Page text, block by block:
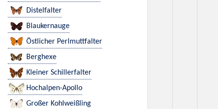
Distelfalter
Blaukernauge
Östlicher Perlmuttfalter
Berghexe
Kleiner Schillerfalter
Hochalpen-Apollo
Großer Kohlweißling